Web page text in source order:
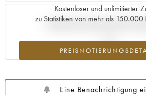
Kostenloser und unlimitierter
zu Statistiken von mehr als 150.000
Aktuelle Entwicklung der
Eine Benachrichtigung